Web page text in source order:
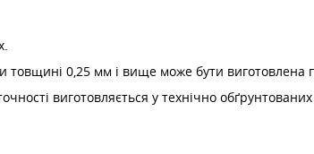
0,25 мм і вище може бути
виготовляється у технічно